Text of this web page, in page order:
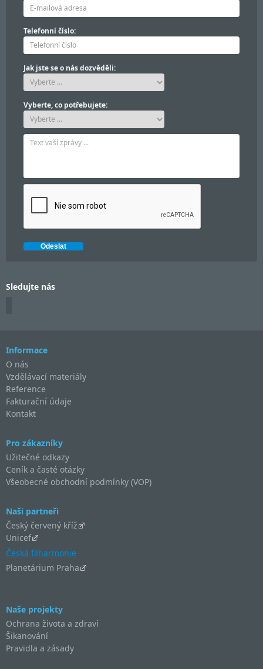
Telefonní číslo:
Jak jste se o nás dozvěděli:
Vyberte, co potřebujete:
Sledujte nás
Informace
O nás
Vzdělávací materiály
Reference
Fakturační údaje
Kontakt
Pro zákazníky
Užitečné odkazy
Ceník a časté otázky
Všeobecné obchodní podmínky (VOP)
Naši partneři
Český červený kříž
Unicef
Česká filharmonie
Planetárium Praha
Naše projekty
Ochrana života a zdraví
Šikanování
Pravidla a zásady